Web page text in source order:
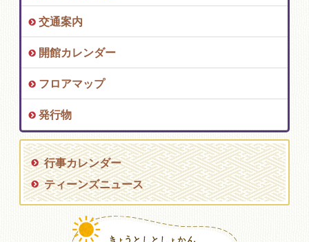
交通案内
開館カレンダー
フロアマップ
発行物
行事カレンダー
ティーンズニュース